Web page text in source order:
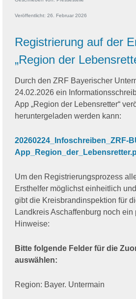
Veröffentlicht: 26. Februar 2026
Registrierung auf der
„Region der
Durch den ZRF Bayerischer
24.02.2026 ein
App „Region der Lebensretter“
heruntergeladen werden kann:
20260224_Infoschreiben_ZRF-
Um den Registrierungsprozess
Ersthelfer möglichst einheitlich
gibt die Kreisbrandinspektion für
Landkreis Aschaffenburg noch
Hinweise:
Bitte folgende Felder für die
auswählen:
Region: Bayer. Untermain